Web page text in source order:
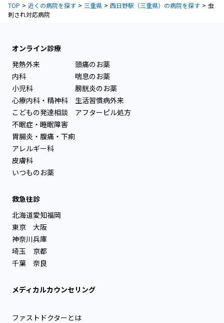
TOP 近くの病院を探す 三重県 西日野駅（三重県）の病院を探す
虫
刺され対応病院
オンライン診療
発熱外来
内科
小児科
心療内科・精神科
こどもの発達相談
不眠症・睡眠障害
胃腸炎・腹痛・下痢
アレルギー科
皮膚科
いつものお薬
頭痛のお薬
喘息のお薬
膀胱炎のお薬
生活習慣病外来
アフターピル処方
救急往診
北海道
東京
神奈川
埼玉
千葉
愛知
大阪
兵庫
京都
奈良
福岡
メディカルカウンセリング
ファストドクターとは